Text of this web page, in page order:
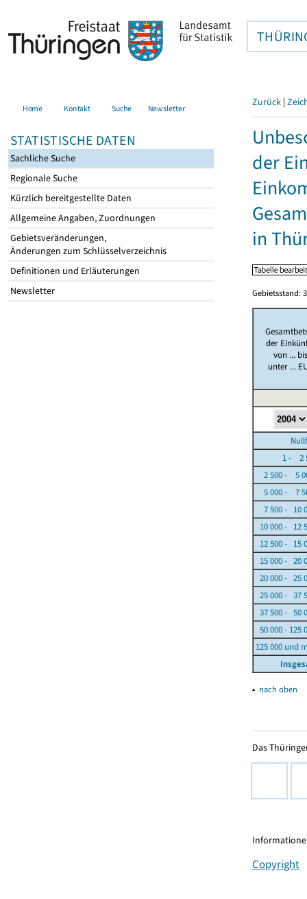
Home Kontakt Suche Newsletter
STATISTISCHE DATEN
Sachliche Suche
Regionale Suche
Kürzlich bereitgestellte Daten
Allgemeine Angaben, Zuordnungen
Gebietsveränderungen,
Änderungen zum Schlüsselverzeichnis
Definitionen und Erläuterungen
Newsletter
Zurück |
der
in
Gebietsstand:
der
von ...
unter ...
1 - 2
2 500 - 5
5 000 - 7
7 500 - 10
10 000 - 12
12 500 - 15
15 000 - 20
20 000 - 25
25 000 - 37
37 500 - 50
50 000 - 125
125 000 und
▴ nach oben
Das
Copyright